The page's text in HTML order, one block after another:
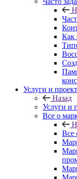
Как
Услуги и
Назад
Услуги и
Все о
Все